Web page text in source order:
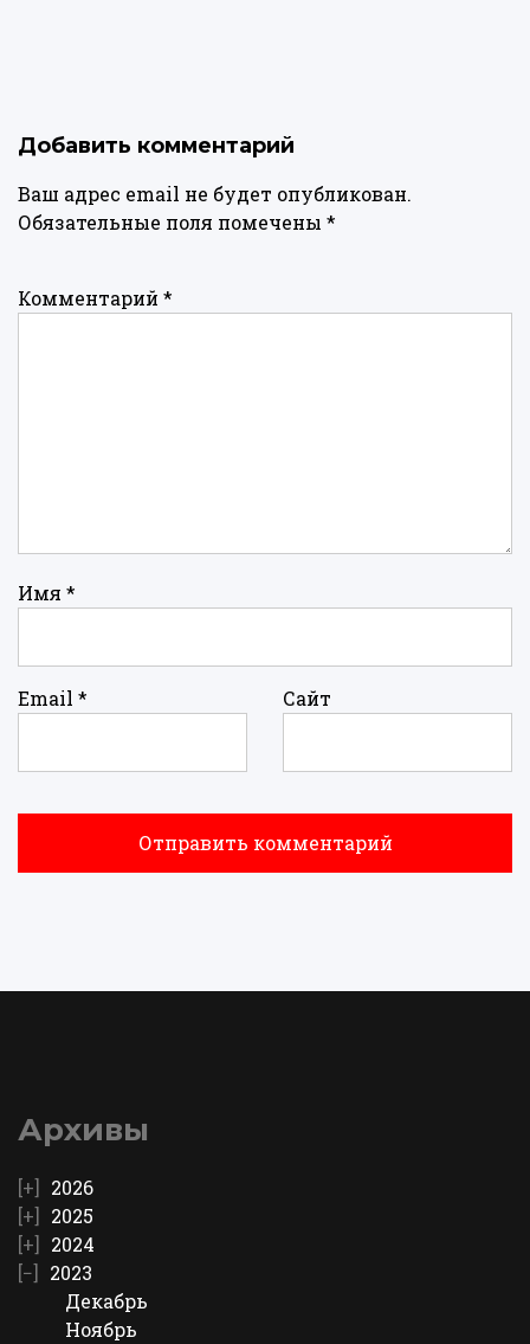
Добавить комментарий
Ваш адрес email не будет опубликован.
Обязательные поля помечены *
Комментарий *
Имя *
Email * Сайт
Архивы
2026
2025
2024
2023
Декабрь
Ноябрь